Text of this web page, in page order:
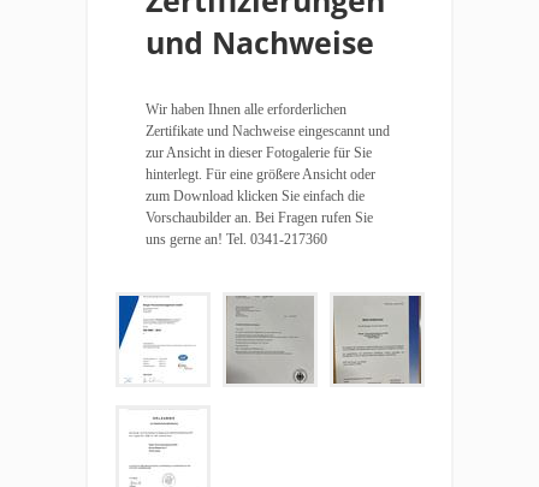
und Nachweise
Wir haben Ihnen alle erforderlichen
Zertifikate und Nachweise eingescannt und
zur Ansicht in dieser Fotogalerie für Sie
hinterlegt. Für eine größere Ansicht oder
zum Download klicken Sie einfach die
Vorschaubilder an. Bei Fragen rufen Sie
uns gerne an! Tel. 0341-217360